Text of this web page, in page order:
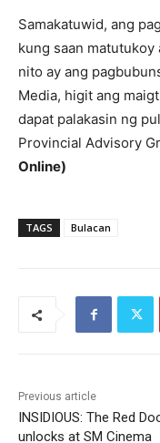
Samakatuwid, ang
kung saan
nito ay ang
Media, higit ang
dapat palakasin ng
Provincial Advisory
Online)
TAGS Bulacan
Previous article
INSIDIOUS: The Red
unlocks at SM Cinema